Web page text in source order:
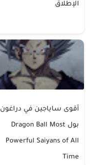
الإطلاق
أقوى ساياجين في دراغون
بول Dragon Ball Most
Powerful Saiyans of All
Time